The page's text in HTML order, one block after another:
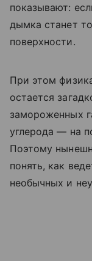
показывают:
дымка станет
поверхности.
При этом
остается
замороженных
углерода — на
Поэтому
понять, как
необычных и